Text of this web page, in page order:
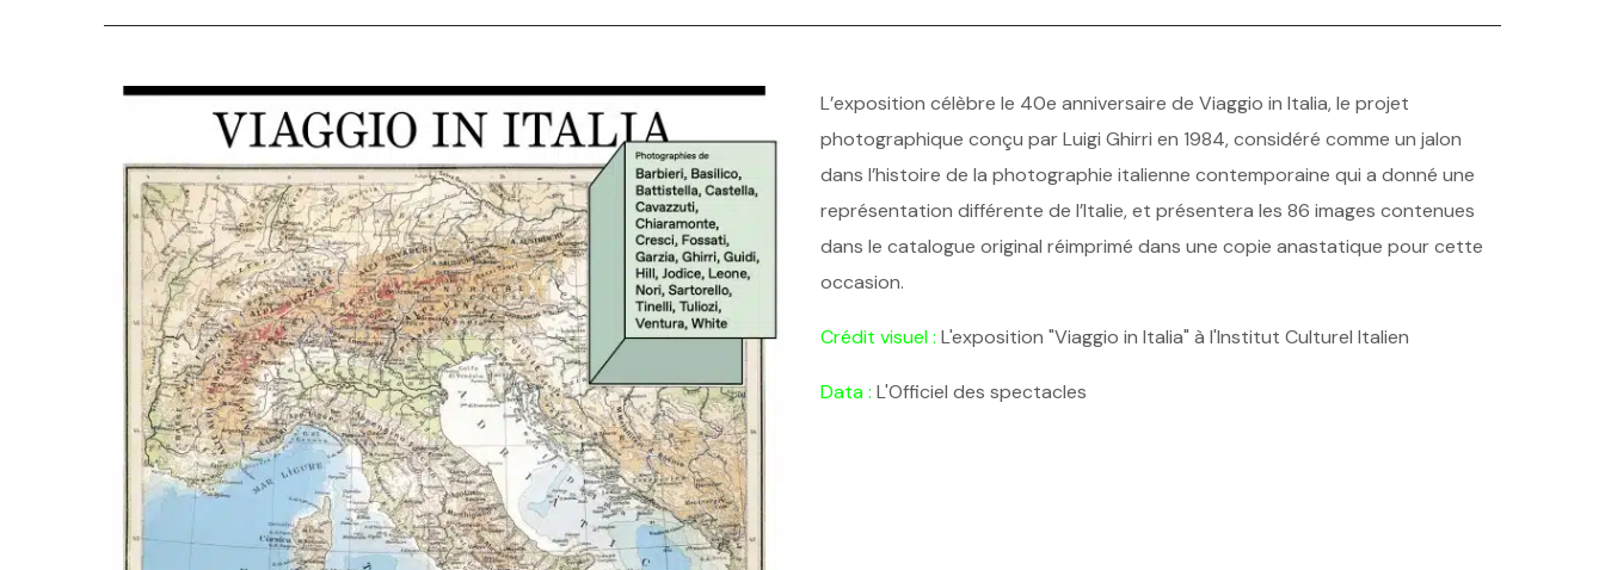
L’exposition célèbre le 40e anniversaire de Viaggio in Italia, le projet
photographique conçu par Luigi Ghirri en 1984, considéré comme un jalon
dans l’histoire de la photographie italienne contemporaine qui a donné une
représentation différente de l’Italie, et présentera les 86 images contenues
dans le catalogue original réimprimé dans une copie anastatique pour cette
occasion.
Crédit visuel : L'exposition "Viaggio in Italia" à l'Institut Culturel Italien
Data : L'Officiel des spectacles